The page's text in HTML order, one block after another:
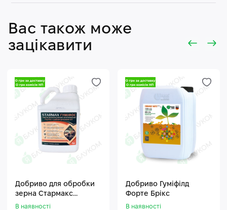
Вас також може
зацікавити
Добриво для обробки
зерна Стармакс
Гуміфос
В наявності
Добриво Гуміфілд
Форте Брікс
В наявності